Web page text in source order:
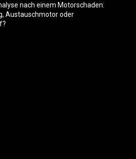
nach einem Motorschaden:
Austauschmotor oder